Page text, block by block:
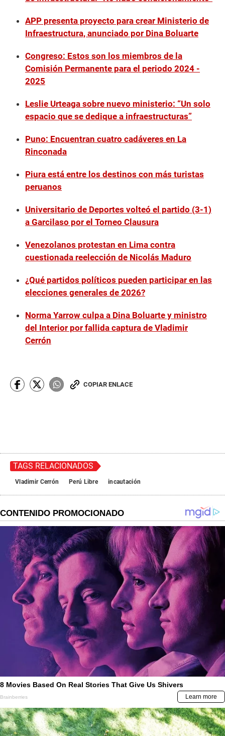
APP presenta proyecto para crear Ministerio de
Infraestructura, anunciado por Dina Boluarte
Congreso: Estos son los miembros de la
Comisión Permanente para el periodo 2024 -
2025
Leslie Urteaga sobre nuevo ministerio: “Un solo
espacio que se dedique a infraestructuras”
Puno: Encuentran cuatro cadáveres en La
Rinconada
Piura está entre los destinos con más turistas
peruanos
Universitario de Deportes volteó el partido (3-1)
a Garcilaso por el Torneo Clausura
Venezolanos protestan en Lima contra
cuestionada reelección de Nicolás Maduro
¿Qué partidos políticos pueden participar en las
elecciones generales de 2026?
Norma Yarrow culpa a Dina Boluarte y ministro
del Interior por fallida captura de Vladimir
Cerrón
COPIAR ENLACE
TAGS RELACIONADOS
Vladimir Cerrón Perú Libre incautación